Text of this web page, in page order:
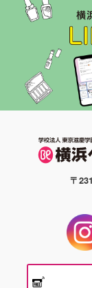
〒